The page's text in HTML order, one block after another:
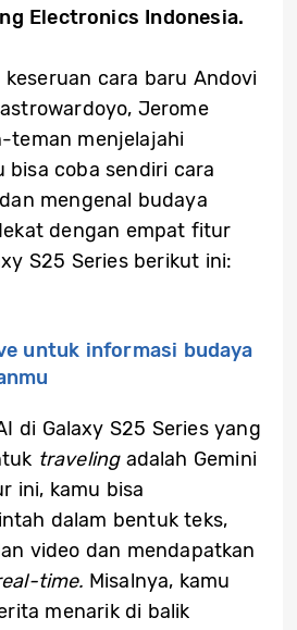
Electronics Indonesia.
keseruan cara baru Andovi
Jerome
teman menjelajahi
bisa coba sendiri cara
mengenal budaya
dengan empat fitur
S25 Series berikut ini:
untuk informasi budaya
di Galaxy S25 Series yang
travelingadalah Gemini
ini, kamu bisa
dalam bentuk teks,
video dan mendapatkan
time. Misalnya, kamu
menarik di balik